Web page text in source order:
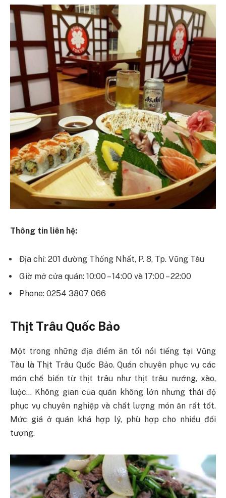
Thông tin liên hệ:
Địa chỉ: 201 đường Thống Nhất, P. 8, Tp. Vũng Tàu
Giờ mở cửa quán: 10:00 – 14:00 và 17:00 – 22:00
Phone: 0254 3807 066
Thịt Trâu Quốc Bảo
Một trong những địa điểm ăn tối nổi tiếng tại Vũng
Tàu là Thịt Trâu Quốc Bảo. Quán chuyên phục vụ các
món chế biến từ thịt trâu như thịt trâu nướng, xào,
luộc… Không gian của quán không lớn nhưng thái độ
phục vụ chuyên nghiệp và chất lượng món ăn rất tốt.
Mức giá ở quán khá hợp lý, phù hợp cho nhiều đối
tượng.